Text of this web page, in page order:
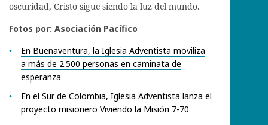
oscuridad, Cristo sigue siendo la luz del mundo.
Fotos por: Asociación Pacífico
En Buenaventura, la Iglesia Adventista moviliza
a más de 2.500 personas en caminata de
esperanza
En el Sur de Colombia, Iglesia Adventista lanza el
proyecto misionero Viviendo la Misión 7-70